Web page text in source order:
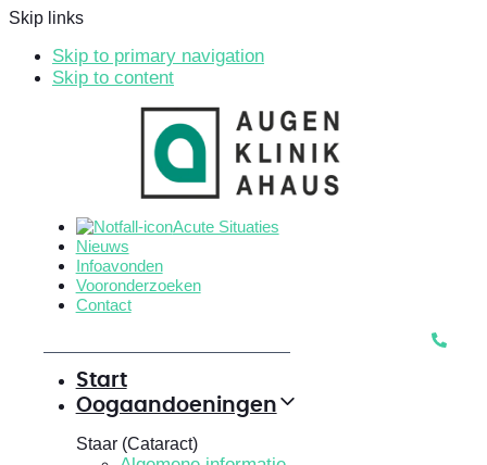
Skip links
Skip to primary navigation
Skip to content
Acute Situaties
Nieuws
Infoavonden
Vooronderzoeken
Contact
Start
Oogaandoeningen
Staar (Cataract)